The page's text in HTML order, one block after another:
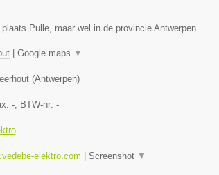
Pulle, maar wel in de provincie Antwerpen.
| Google maps ▼
(Antwerpen)
-, BTW-nr: -
elektro.com Screenshot ▼